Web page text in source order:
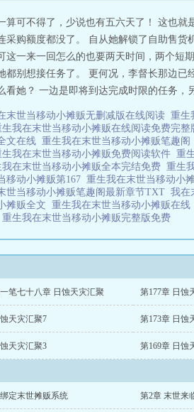
算可不得了，少说也有五六天了！ 这也就
采购额度都没了。 自从她解锁了自助售
这一来一回怎么的也要两天时间，两个短
都别想接任务了。 更何况，李督长那边已
看她？ 一边是即将到达完成时限的任务，
末世当移动小摊贩无删减版在线阅读 重生
生我在末世当移动小摊贩在线阅读免费完整
文在线 重生我在末世当移动小摊贩笔趣阁
生我在末世当移动小摊贩免费阅读软件 重
我在末世当移动小摊贩全本完结免费 重生
移动小摊贩第167 重生我在末世当移动小
世当移动小摊贩笔趣阁最新章节TXT 我在
摊贩全文 重生我在末世当移动小摊贩在线
重生我在末世当移动小摊贩完整版免费
笔七十八章 日蚀天灾汇聚 第177章 日蚀
天灾汇聚7 第173章 日蚀
天灾汇聚3 第169章 日蚀
定末世摊贩系统 第2章 末世来